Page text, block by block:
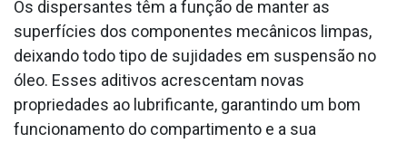
Os dispersantes têm a função de manter as
superfícies dos componentes mecânicos limpas,
deixando todo tipo de sujidades em suspensão no
óleo. Esses aditivos acrescentam novas
propriedades ao lubrificante, garantindo um bom
funcionamento do compartimento e a sua